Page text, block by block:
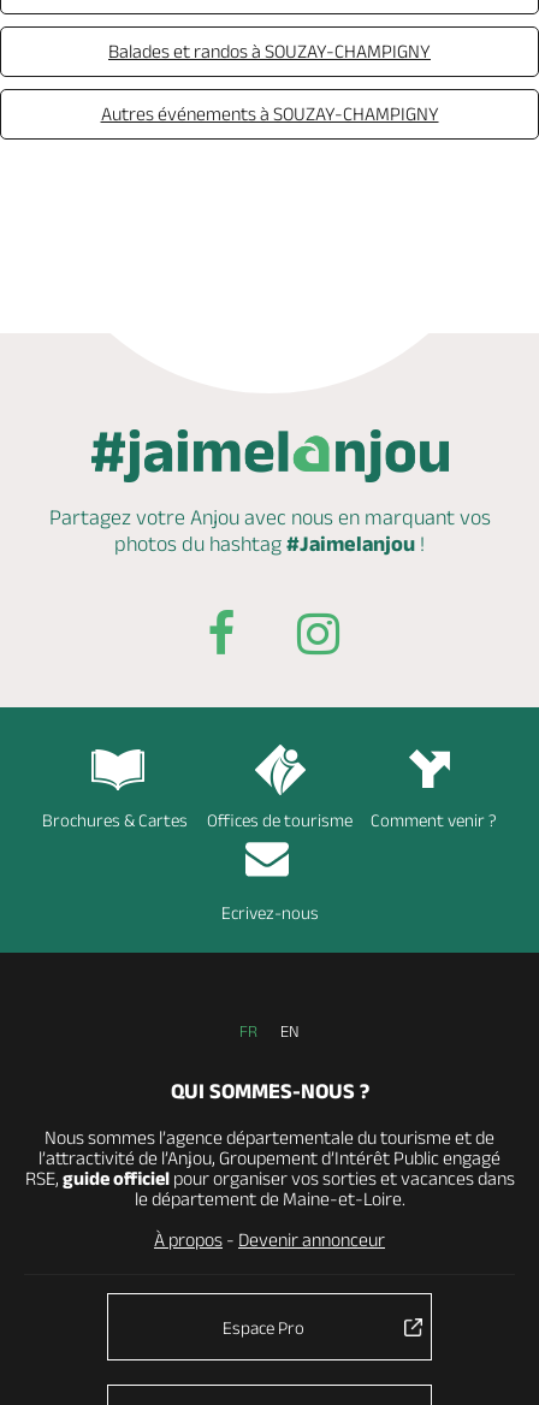
Balades et randos à SOUZAY-CHAMPIGNY
Autres événements à SOUZAY-CHAMPIGNY
Partagez votre Anjou avec nous en marquantvos
photos du hashtag #Jaimelanjou !
Brochures & Cartes Offices de tourisme Comment venir ?
Ecrivez-nous
FR EN
QUI SOMMES-NOUS ?
Nous sommes l’agence départementale du tourisme et de
l’attractivité de l’Anjou, Groupement d’Intérêt Public engagé
RSE, guide officielpour organiser vos sorties et vacances dans
le département de Maine-et-Loire.
À propos - Devenir annonceur
Espace Pro